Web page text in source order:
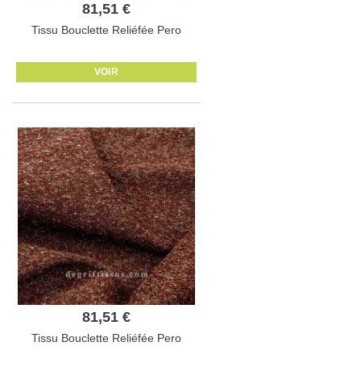
81,51 €
Tissu Bouclette Reliéfée Pero
VOIR
81,51 €
Tissu Bouclette Reliéfée Pero